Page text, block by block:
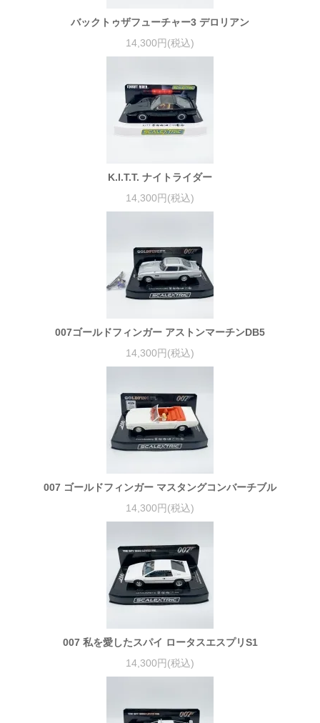
バックトゥザフューチャー3 デロリアン
14,300円(税込)
K.I.T.T. ナイトライダー
14,300円(税込)
007ゴールドフィンガー アストンマーチンDB5
14,300円(税込)
007 ゴールドフィンガー マスタングコンバーチブル
14,300円(税込)
007 私を愛したスパイ ロータスエスプリS1
14,300円(税込)